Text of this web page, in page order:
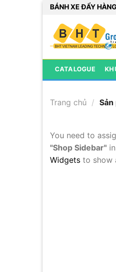
Bỏ
dung
BÁNH XE ĐẨY
CATALOGUE
Trang chủ /
You need to
"Shop Sidebar" in
Widgets to show